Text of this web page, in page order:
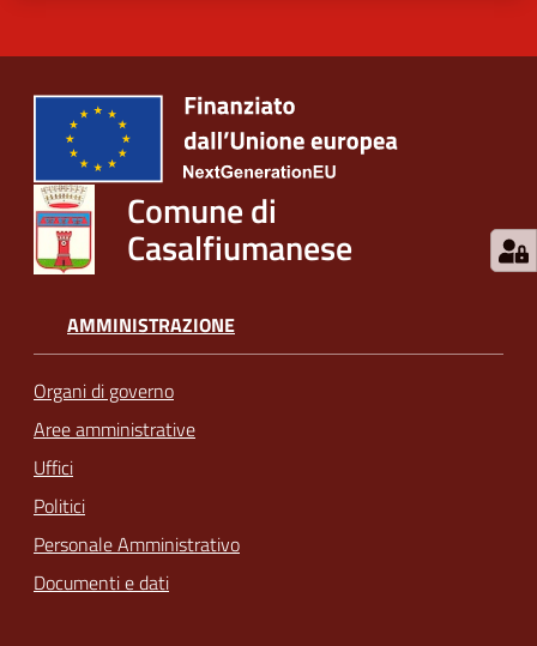
Comune di
Casalfiumanese
AMMINISTRAZIONE
Organi di governo
Aree amministrative
Uffici
Politici
Personale Amministrativo
Documenti e dati